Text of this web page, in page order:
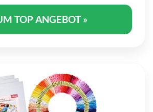
TOP ANGEBOT »